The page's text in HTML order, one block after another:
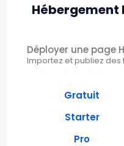
Hébergement
Déployer une page
Importez et publiez des
Gratuit
Starter
Pro